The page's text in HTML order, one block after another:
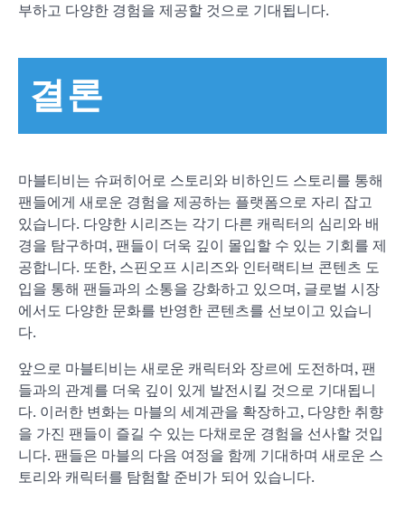
부하고 다양한 경험을 제공할 것으로 기대됩니다.
결론
마블티비는 슈퍼히어로 스토리와 비하인드 스토리를 통해
팬들에게 새로운 경험을 제공하는 플랫폼으로 자리 잡고
있습니다. 다양한 시리즈는 각기 다른 캐릭터의 심리와 배
경을 탐구하며, 팬들이 더욱 깊이 몰입할 수 있는 기회를 제
공합니다. 또한, 스핀오프 시리즈와 인터랙티브 콘텐츠 도
입을 통해 팬들과의 소통을 강화하고 있으며, 글로벌 시장
에서도 다양한 문화를 반영한 콘텐츠를 선보이고 있습니
다.
앞으로 마블티비는 새로운 캐릭터와 장르에 도전하며, 팬
들과의 관계를 더욱 깊이 있게 발전시킬 것으로 기대됩니
다. 이러한 변화는 마블의 세계관을 확장하고, 다양한 취향
을 가진 팬들이 즐길 수 있는 다채로운 경험을 선사할 것입
니다. 팬들은 마블의 다음 여정을 함께 기대하며 새로운 스
토리와 캐릭터를 탐험할 준비가 되어 있습니다.